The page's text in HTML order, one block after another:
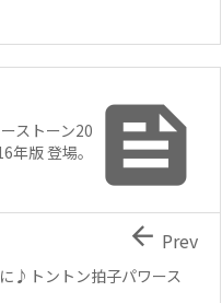

ストーン20
年版 登場。
♪トントン拍子パワース
 Prev